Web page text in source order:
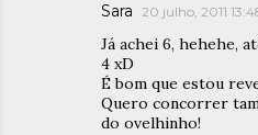
Sara 20 julho, 2011
Já achei 6, hehehe,
4 xD
É bom que estou
Quero concorrer
do ovelhinho!